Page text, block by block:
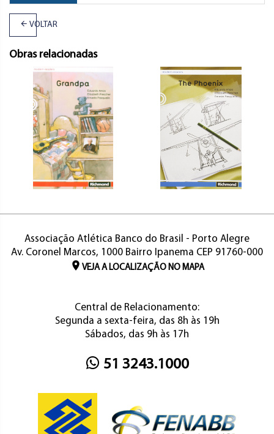
VOLTAR
Obras relacionadas
Associação Atlética Banco do Brasil - Porto Alegre
Av. Coronel Marcos, 1000 Bairro Ipanema CEP 91760-000
VEJA A LOCALIZAÇÃO NO MAPA
Central de Relacionamento:
Segunda a sexta-feira, das 8h às 19h
Sábados, das 9h às 17h
51 3243.1000